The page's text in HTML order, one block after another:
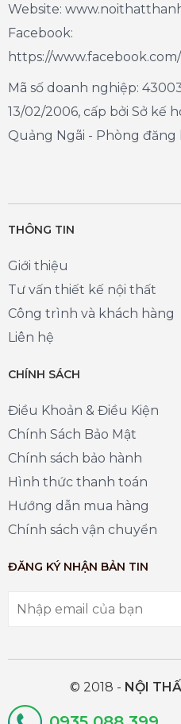
Website:
Facebook:
https://
Mã số doanh nghiệp:
13/02/2006, cấp bởi Sở kế
Quảng Ngãi - Phòng đăng
THÔNG TIN
Giới thiệu
Tư vấn thiết kế nội thất
Công trình và khách hàng
Liên hệ
CHÍNH SÁCH
Điều Khoản & Điều Kiện
Chính Sách Bảo Mật
Chính sách bảo hành
Hình thức thanh toán
Hướng dẫn mua hàng
Chính sách vận chuyển
ĐĂNG KÝ NHẬN BẢN TIN
© 2018 - NỘI